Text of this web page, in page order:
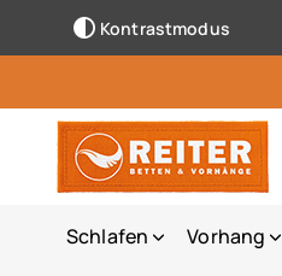
Kontrastmodus
Schlafen Vorhang